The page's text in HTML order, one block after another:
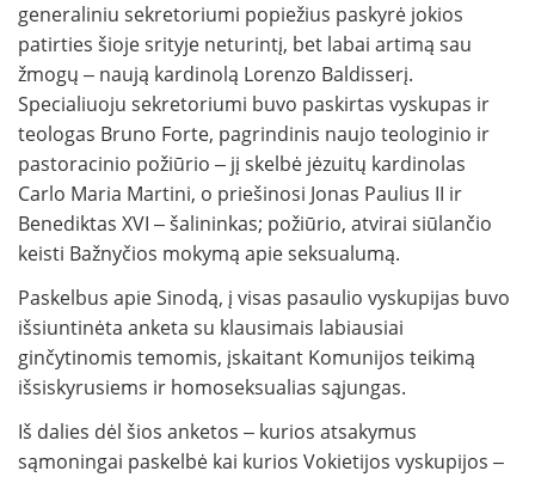
generaliniu sekretoriumi popiežius paskyrė jokios
patirties šioje srityje neturintį, bet labai artimą sau
žmogų ‒ naują kardinolą Lorenzo Baldisserį.
Specialiuoju sekretoriumi buvo paskirtas vyskupas ir
teologas Bruno Forte, pagrindinis naujo teologinio ir
pastoracinio požiūrio ‒ jį skelbė jėzuitų kardinolas
Carlo Maria Martini, o priešinosi Jonas Paulius II ir
Benediktas XVI ‒ šalininkas; požiūrio, atvirai siūlančio
keisti Bažnyčios mokymą apie seksualumą.
Paskelbus apie Sinodą, į visas pasaulio vyskupijas buvo
išsiuntinėta anketa su klausimais labiausiai
ginčytinomis temomis, įskaitant Komunijos teikimą
išsiskyrusiems ir homoseksualias sąjungas.
Iš dalies dėl šios anketos ‒ kurios atsakymus
sąmoningai paskelbė kai kurios Vokietijos vyskupijos ‒